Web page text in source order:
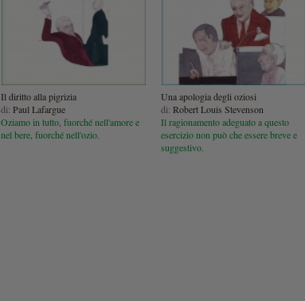
Il diritto alla pigrizia
di: Paul Lafargue
Oziamo in tutto, fuorché nell'amore e
nel bere, fuorché nell'ozio.
Una apologia degli oziosi
di: Robert Louis Stevenson
Il ragionamento adeguato a questo
esercizio non può che essere breve e
suggestivo.